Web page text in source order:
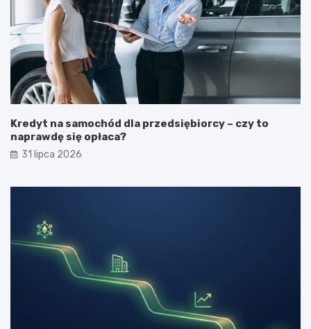
Kredyt na samochód dla przedsiębiorcy – czy to
naprawdę się opłaca?
31 lipca 2026